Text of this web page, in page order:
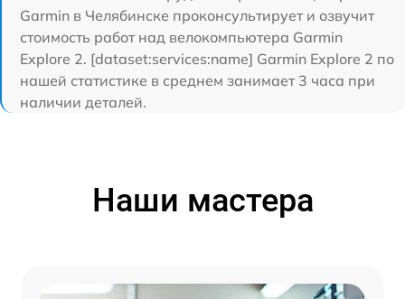
Garmin в Челябинске проконсультирует и озвучит
стоимость работ над велокомпьютера Garmin
Explore 2. [dataset:services:name] Garmin Explore 2 по
нашей статистике в среднем занимает 3 часа при
наличии деталей.
Наши мастера